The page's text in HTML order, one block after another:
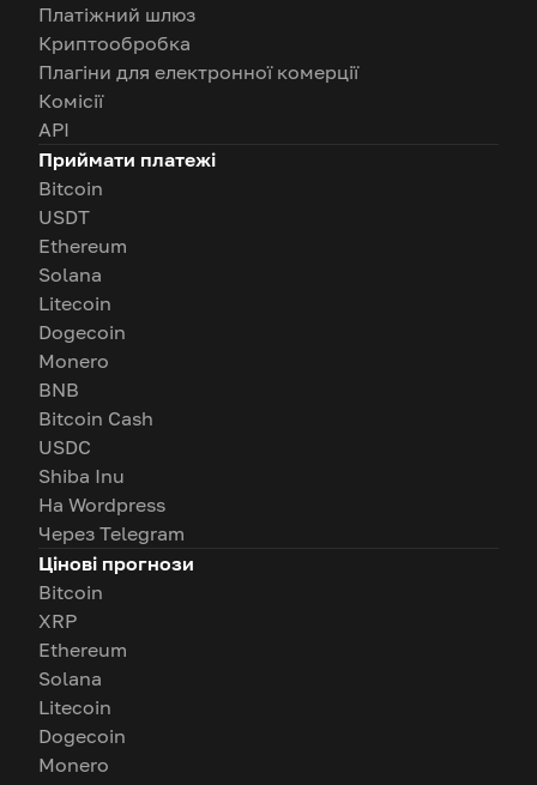
Платіжний шлюз
Криптообробка
Плагіни для електронної комерції
Комісії
API
Приймати платежі
Bitcoin
USDT
Ethereum
Solana
Litecoin
Dogecoin
Monero
BNB
Bitcoin Cash
USDC
Shiba Inu
На Wordpress
Через Telegram
Цінові прогнози
Bitcoin
XRP
Ethereum
Solana
Litecoin
Dogecoin
Monero